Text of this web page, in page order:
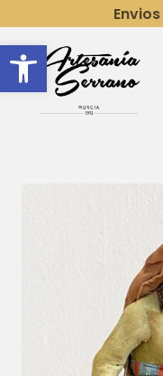
Abrir barra de